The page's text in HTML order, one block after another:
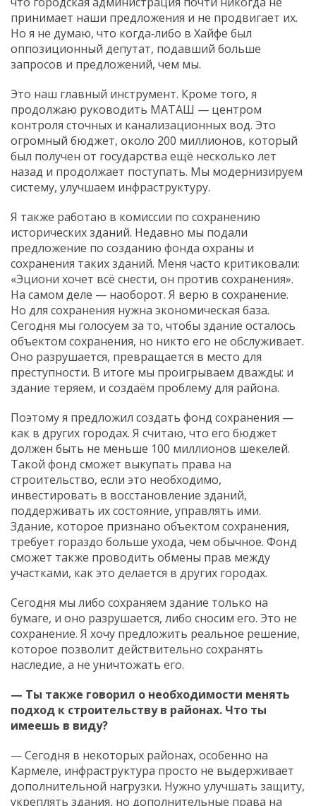
принимает наши предложения и не продвигает их.
Но я не думаю, что когда‑либо в Хайфе был
оппозиционный депутат, подавший больше
запросов и предложений, чем мы.
Это наш главный инструмент. Кроме того, я
продолжаю руководить МАТАШ — центром
контроля сточных и канализационных вод. Это
огромный бюджет, около 200 миллионов, который
был получен от государства ещё несколько лет
назад и продолжает поступать. Мы модернизируем
систему, улучшаем инфраструктуру.
Я также работаю в комиссии по сохранению
исторических зданий. Недавно мы подали
предложение по созданию фонда охраны и
сохранения таких зданий. Меня часто критиковали:
«Эциони хочет всё снести, он против сохранения».
На самом деле — наоборот. Я верю в сохранение.
Но для сохранения нужна экономическая база.
Сегодня мы голосуем за то, чтобы здание осталось
объектом сохранения, но никто его не обслуживает.
Оно разрушается, превращается в место для
преступности. В итоге мы проигрываем дважды: и
здание теряем, и создаём проблему для района.
Поэтому я предложил создать фонд сохранения —
как в других городах. Я считаю, что его бюджет
должен быть не меньше 100 миллионов шекелей.
Такой фонд сможет выкупать права на
строительство, если это необходимо,
инвестировать в восстановление зданий,
поддерживать их состояние, управлять ими.
Здание, которое признано объектом сохранения,
требует гораздо больше ухода, чем обычное. Фонд
сможет также проводить обмены прав между
участками, как это делается в других городах.
Сегодня мы либо сохраняем здание только на
бумаге, и оно разрушается, либо сносим его. Это не
сохранение. Я хочу предложить реальное решение,
которое позволит действительно сохранять
наследие, а не уничтожать его.
— Ты также говорил о необходимости менять
подход к строительству в районах. Что ты
имеешь в виду?
— Сегодня в некоторых районах, особенно на
Кармеле, инфраструктура просто не выдерживает
дополнительной нагрузки. Нужно улучшать защиту,
укреплять здания, но дополнительные права на